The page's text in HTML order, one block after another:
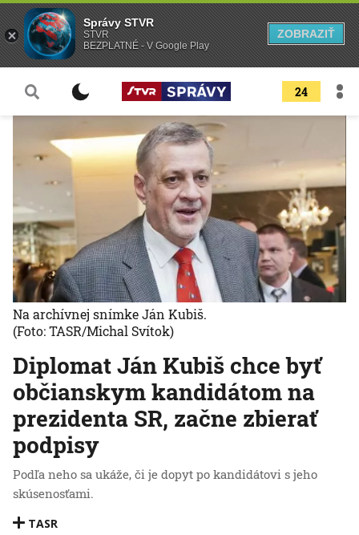
24
Diplomat Ján Kubiš chce byť
občianskym kandidátom na
prezidenta SR, začne zbierať
podpisy
Podľa neho sa ukáže, či je dopyt po kandidátovi s jeho
skúsenosťami.
TASR
Na archívnej snímke Ján Kubiš.
(Foto: TASR/Michal Svítok)
Správy STVR
STVR
BEZPLATNÉ - V Google Play
ZOBRAZIŤ